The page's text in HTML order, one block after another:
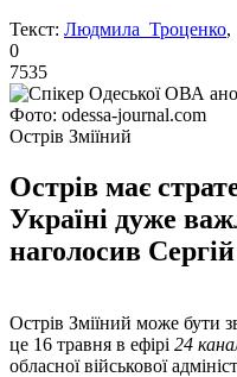
Текст: Людмила Троценко,
0
7535
Фото: odessa-journal.com
Острів Зміїний
Острів має
Україні дуже
наголосив
Острів Зміїний може бути
це 16 травня в ефірі 24
обласної військової